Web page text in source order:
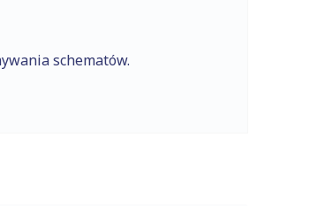
schematów.